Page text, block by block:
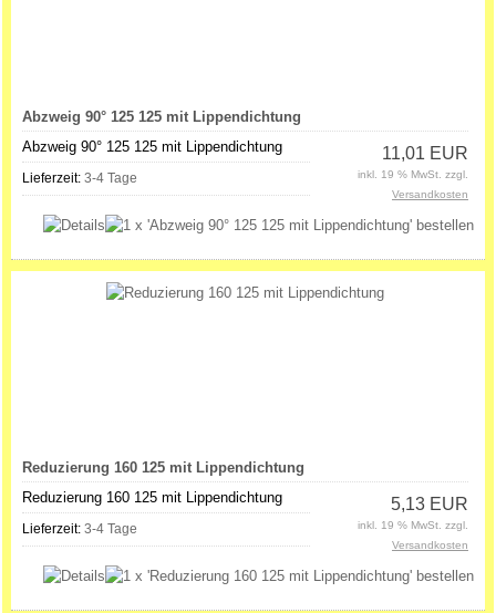
Abzweig 90° 125 125 mit Lippendichtung
Abzweig 90° 125 125 mit Lippendichtung
Lieferzeit: 3-4 Tage
11,01 EUR
inkl. 19 % MwSt. zzgl.
Versandkosten
Reduzierung 160 125 mit Lippendichtung
Reduzierung 160 125 mit Lippendichtung
Lieferzeit: 3-4 Tage
5,13 EUR
inkl. 19 % MwSt. zzgl.
Versandkosten